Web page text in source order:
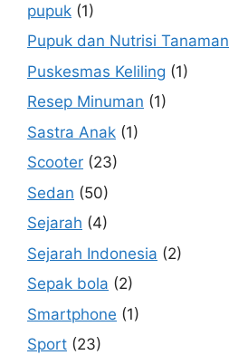
pupuk (1)
Pupuk dan Nutrisi Tanaman
Puskesmas Keliling (1)
Resep Minuman (1)
Sastra Anak (1)
Scooter (23)
Sedan (50)
Sejarah (4)
Sejarah Indonesia (2)
Sepak bola (2)
Smartphone (1)
Sport (23)